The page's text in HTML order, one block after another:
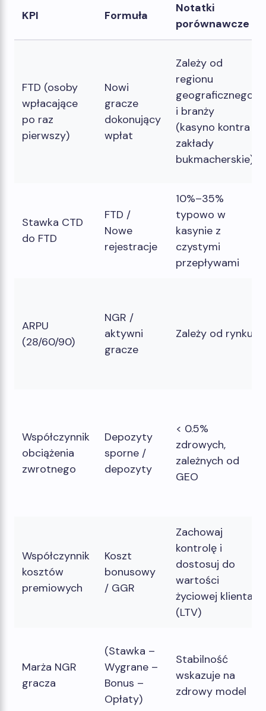
KPI Formuła
Notatki
porównawcze
FTD (osoby
wpłacające
po raz
pierwszy)
Nowi
gracze
dokonujący
wpłat
Zależy od
regionu
geograficznego
i branży
(kasyno kontra
zakłady
bukmacherskie)
Stawka CTD
do FTD
FTD /
Nowe
rejestracje
10%–35%
typowo w
kasynie z
czystymi
przepływami
ARPU
(28/60/90)
NGR /
aktywni
gracze
Zależy od rynku
Współczynnik
obciążenia
zwrotnego
Depozyty
sporne /
depozyty
< 0.5%
zdrowych,
zależnych od
GEO
Współczynnik
kosztów
premiowych
Koszt
bonusowy
/ GGR
Zachowaj
kontrolę i
dostosuj do
wartości
życiowej klienta
(LTV)
Marża NGR
gracza
(Stawka –
Wygrane –
Bonus –
Opłaty)
Stabilność
wskazuje na
zdrowy model